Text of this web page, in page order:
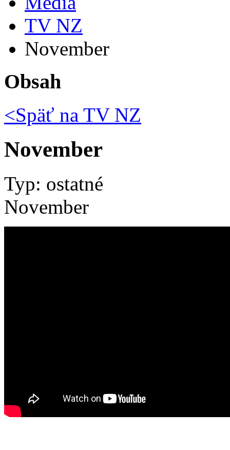
TV NZ
November
Obsah
<Späť na TV NZ
November
Typ: ostatné
November